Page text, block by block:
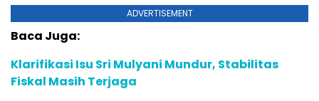
ADVERTISEMENT
Baca Juga:
Klarifikasi Isu Sri Mulyani Mundur, Stabilitas
Fiskal Masih Terjaga